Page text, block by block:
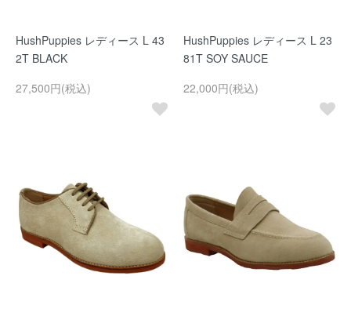
HushPuppies レディース L 43
2T BLACK
27,500円(税込)
HushPuppies レディース L 23
81T SOY SAUCE
22,000円(税込)